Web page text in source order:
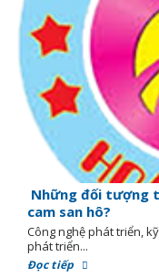
Những đối tượng
cam san hô?
Công nghệ phát triển,
phát triển...
Đọc tiếp